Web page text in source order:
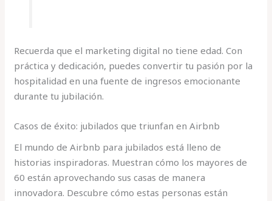
Recuerda que el marketing digital no tiene edad. Con
práctica y dedicación, puedes convertir tu pasión por la
hospitalidad en una fuente de ingresos emocionante
durante tu jubilación.
Casos de éxito: jubilados que triunfan en Airbnb
El mundo de Airbnb para jubilados está lleno de
historias inspiradoras. Muestran cómo los mayores de
60 están aprovechando sus casas de manera
innovadora. Descubre cómo estas personas están